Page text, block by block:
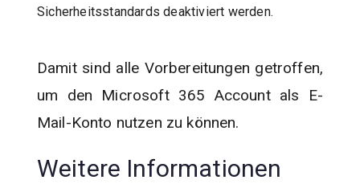
Sicherheitsstandards deaktiviert werden.
Damit sind alle Vorbereitungen getroffen,
um den Microsoft 365 Account als E-
Mail-Konto nutzen zu können.
Weitere Informationen